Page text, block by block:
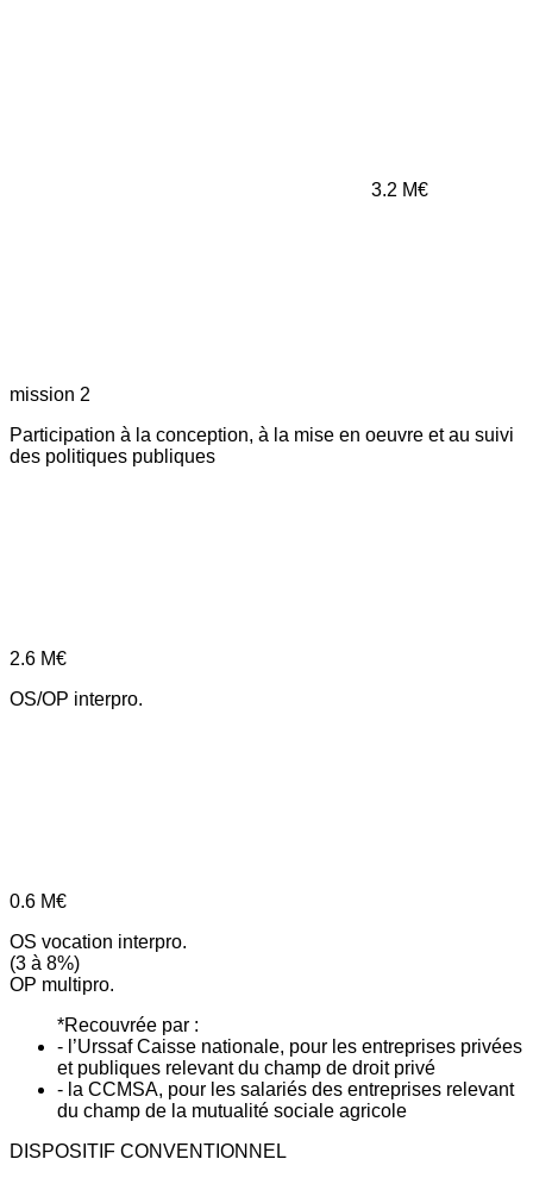
3.2 M€
mission 2
Participation à la conception, à la mise en oeuvre et au suivi
des politiques publiques
2.6 M€
OS/OP interpro.
0.6 M€
OS vocation interpro.
(3 à 8%)
OP multipro.
*Recouvrée par :
- l’Urssaf Caisse nationale, pour les entreprises privées
et publiques relevant du champ de droit privé
- la CCMSA, pour les salariés des entreprises relevant
du champ de la mutualité sociale agricole
DISPOSITIF CONVENTIONNEL